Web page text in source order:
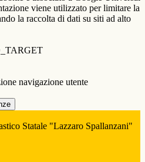
viene utilizzato per limitare la
la raccolta di dati su siti ad alto
navigazione utente
Statale "Lazzaro Spallanzani"